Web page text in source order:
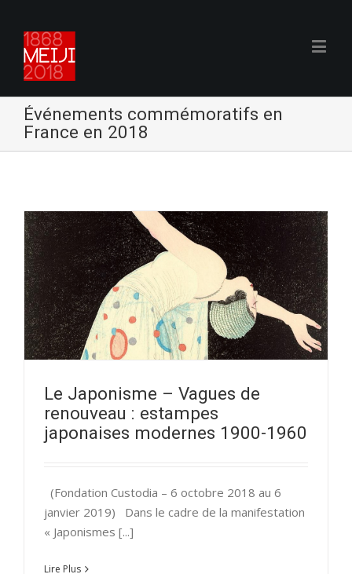
Événements commémoratifs en
France en 2018
Le Japonisme – Vagues de
renouveau : estampes
japonaises modernes 1900-1960
(Fondation Custodia – 6 octobre 2018 au 6
janvier 2019) Dans le cadre de la manifestation
« Japonismes [...]
Lire Plus